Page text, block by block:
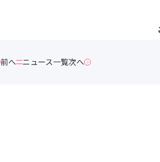
前へ ニュース一覧次へ